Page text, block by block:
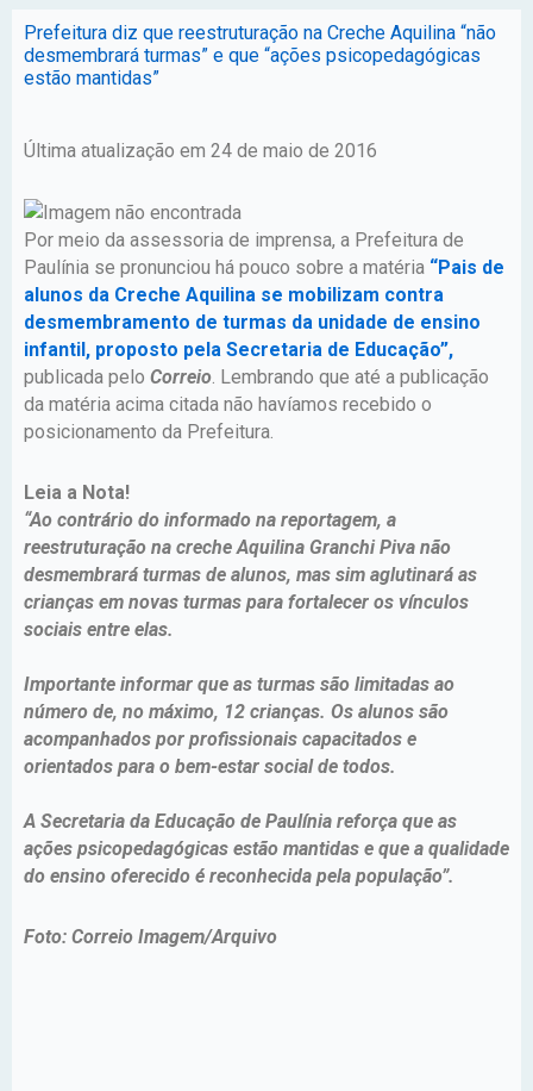
Prefeitura diz que reestruturação na Creche Aquilina “não
desmembrará turmas” e que “ações psicopedagógicas
estão mantidas”
Última atualização em 24 de maio de 2016
Por meio da assessoria de imprensa, a Prefeitura de
Paulínia se pronunciou há pouco sobre a matéria “Pais de
alunos da Creche Aquilina se mobilizam contra
desmembramento de turmas da unidade de ensino
infantil, proposto pela Secretaria de Educação”,
publicada pelo Correio. Lembrando que até a publicação
da matéria acima citada não havíamos recebido o
posicionamento da Prefeitura.
Leia a Nota!
“Ao contrário do informado na reportagem, a
reestruturação na creche Aquilina Granchi Piva não
desmembrará turmas de alunos, mas sim aglutinará as
crianças em novas turmas para fortalecer os vínculos
sociais entre elas.
Importante informar que as turmas são limitadas ao
número de, no máximo, 12 crianças. Os alunos são
acompanhados por profissionais capacitados e
orientados para o bem-estar social de todos.
A Secretaria da Educação de Paulínia reforça que as
ações psicopedagógicas estão mantidas e que a qualidade
do ensino oferecido é reconhecida pela população”.
Foto: Correio Imagem/Arquivo